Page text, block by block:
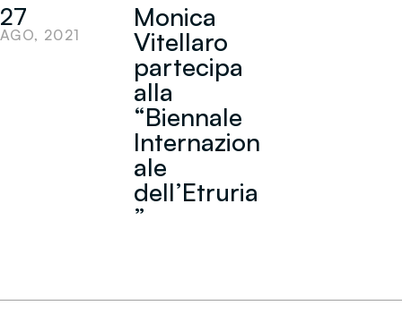
27
AGO, 2021
Monica
Vitellaro
partecipa
alla
“Biennale
Internazion
ale
dell’Etruria
”